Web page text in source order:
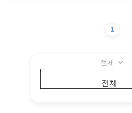
1
전체
전체